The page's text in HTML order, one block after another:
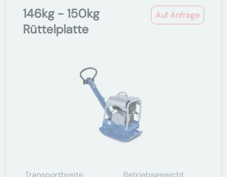
Auf Anfrage
146kg - 150kg
Rüttelplatte
Transportbreite
Betriebsgewicht